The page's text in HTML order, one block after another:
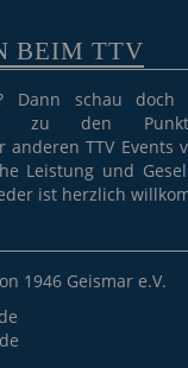
BEIM TTV
Dann schau
zu den
anderen TTV Events
Leistung und
ist herzlich
1946 Geismar e.V.